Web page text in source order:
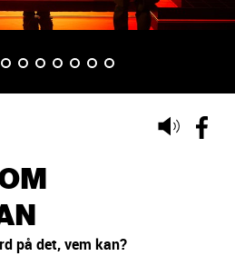
NU)
3
BILD 4BILD 5
BILD 6BILD 7BILD 8
BILD 9BILD 10
Lyssna
på det, vem kan?